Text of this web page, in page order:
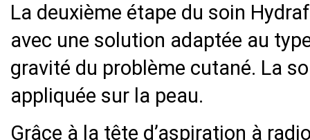
La deuxième étape du soin
avec une solution adaptée au
gravité du problème cutané. La
appliquée sur la peau.
Grâce à la tête d’aspiration à